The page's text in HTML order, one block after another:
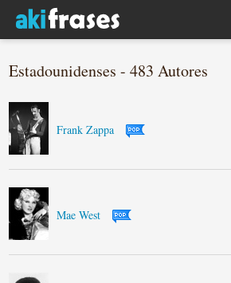
Estadounidenses - 483 Autores
Frank Zappa
Mae West